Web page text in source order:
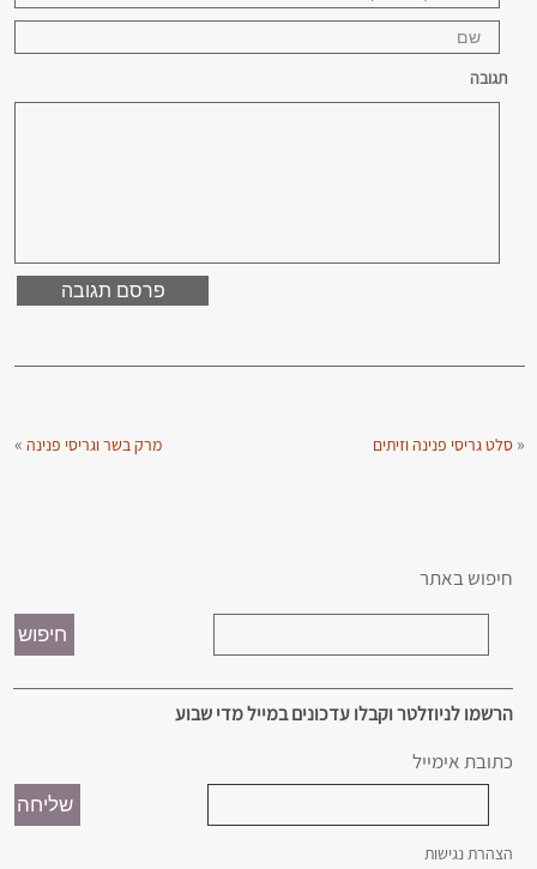
תגובה
« סלט גריסי פנינה וזיתים מרק בשר וגריסי פנינה»
חיפוש באתר
הרשמו לניוזלטר וקבלו עדכונים במייל מדי שבוע
כתובת אימייל
הצהרת נגישות